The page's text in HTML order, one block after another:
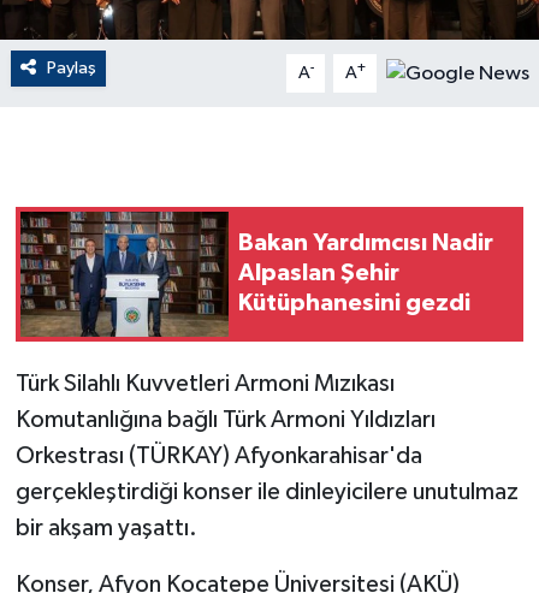
Paylaş A- A+
Bakan Yardımcısı Nadir
Alpaslan Şehir
Kütüphanesini gezdi
Türk Silahlı Kuvvetleri Armoni Mızıkası
Komutanlığına bağlı Türk Armoni Yıldızları
Orkestrası (TÜRKAY) Afyonkarahisar'da
gerçekleştirdiği konser ile dinleyicilere unutulmaz
bir akşam yaşattı.
Konser, Afyon Kocatepe Üniversitesi (AKÜ)
English News
Finans
Gayrimenkul
GENEL
GÜNDEM
Güvenlik
HABERDE İNSAN
İş Dünyası